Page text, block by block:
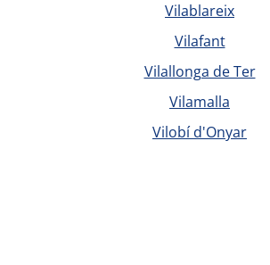
Vilablareix
Vilafant
Vilallonga de Ter
Vilamalla
Vilobí d'Onyar